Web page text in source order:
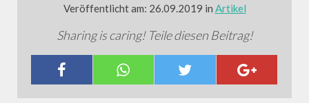
Veröffentlicht am: 26.09.2019 in Artikel
Sharing is caring! Teile diesen Beitrag!